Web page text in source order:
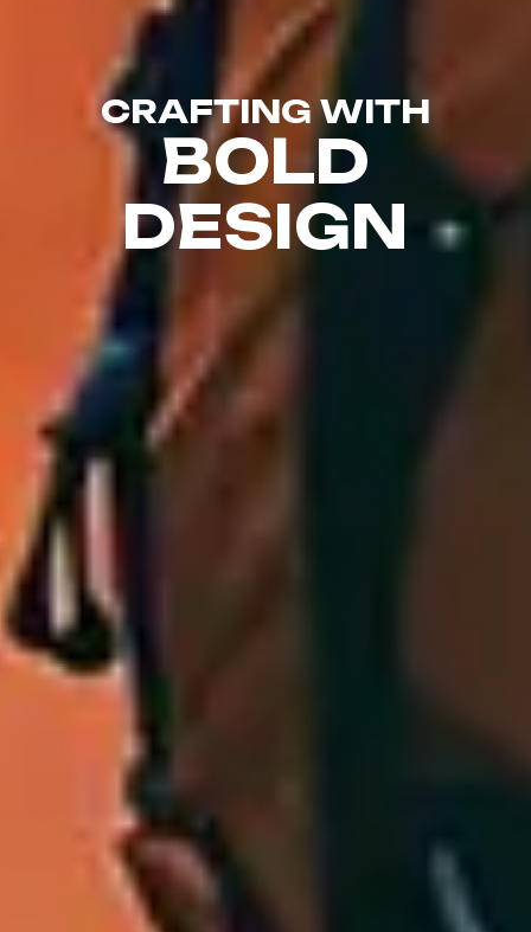
CRAFTING WITH
BOLD
DESIGN